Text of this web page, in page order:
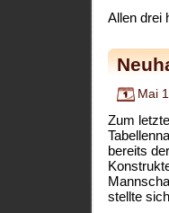
Allen drei
Mai
Zum
bereits
stellte